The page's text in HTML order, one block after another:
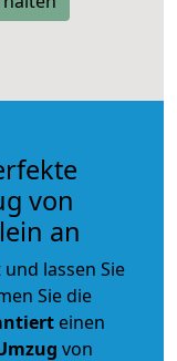
von
an
lassen Sie
Sie die
einen
von